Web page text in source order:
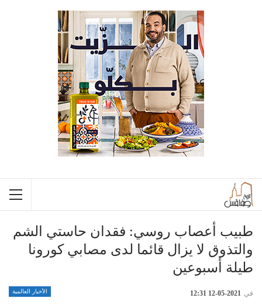
طبيب أعصاب روسي: فقدان حاستي الشم
والتذوق لا يزال قائما لدى مصابي كورونا
طيلة أسبوعين
الأخبار العالمية في 2021-05-12 12:31